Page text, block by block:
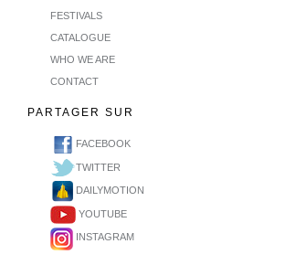
FESTIVALS
CATALOGUE
WHO WE ARE
CONTACT
PARTAGER SUR
FACEBOOK
TWITTER
DAILYMOTION
YOUTUBE
INSTAGRAM